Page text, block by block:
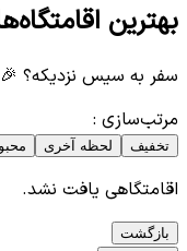
بهترین
سفر به سیس نزدیکه؟ 🎉
مرتب‌سازی :
تخفیف لحظه آخری
اقامتگاهی یافت نشد.
بازگشت